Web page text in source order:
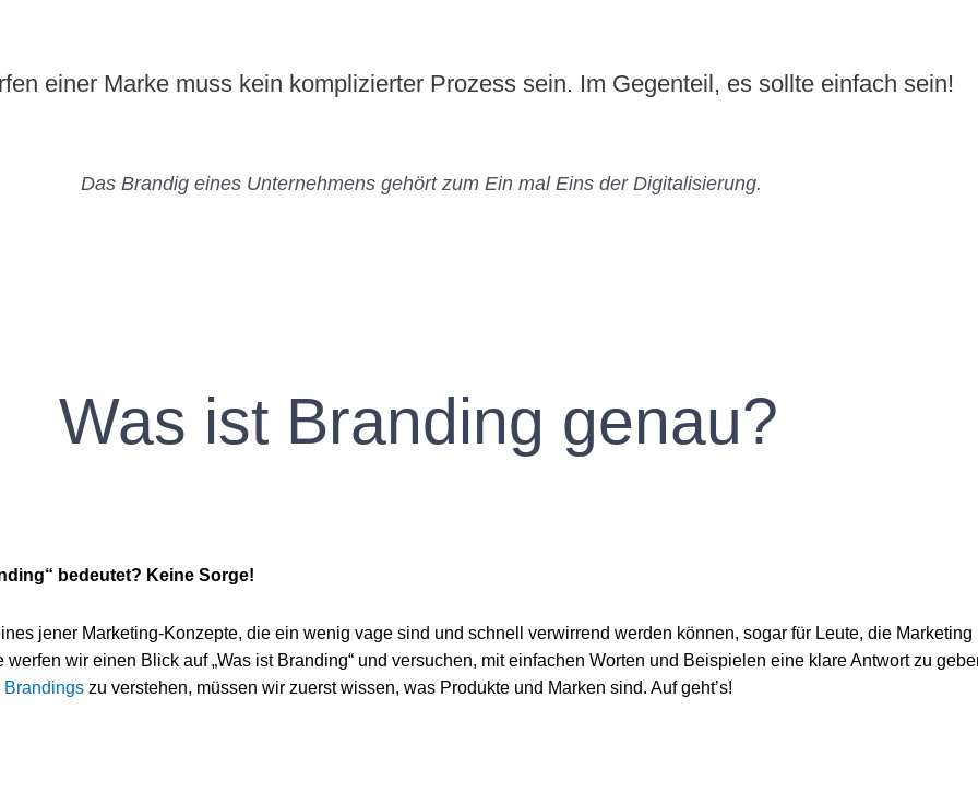
einer Marke muss kein komplizierter Prozess sein. Im Gegenteil, es sollte einfach sein!
Das Brandig eines Unternehmens gehört zum Ein mal Eins der Digitalisierung.
Was ist Branding genau?
bedeutet? Keine Sorge!
jener Marketing-Konzepte, die ein wenig vage sind und schnell verwirrend werden können, sogar für Leute, die Marketing
werfen wir einen Blick auf „Was ist Branding“ und versuchen, mit einfachen Worten und Beispielen eine klare Antwort zu
Brandings zu verstehen, müssen wir zuerst wissen, was Produkte und Marken sind. Auf geht’s!